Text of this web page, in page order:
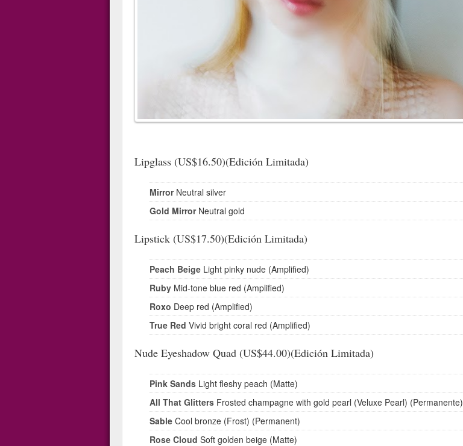
Lipglass (US$16.50)(Edición Limitada)
MirrorNeutral silver
Gold MirrorNeutral gold
Lipstick (US$17.50)(Edición Limitada)
Peach BeigeLight pinky nude (Amplified)
RubyMid-tone blue red (Amplified)
Roxo Deep red (Amplified)
True Red Vivid bright coral red (Amplified)
Nude Eyeshadow Quad (US$44.00)(Edición Limitada)
Pink SandsLight fleshy peach (Matte)
All That GlittersFrosted champagne with gold pearl (Veluxe Pearl) (Permanente)
SableCool bronze (Frost) (Permanent)
Rose Cloud Soft golden beige (Matte)